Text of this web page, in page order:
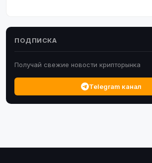
ПОДПИСКА
Получай свежие новости крипторынка
Telegram канал